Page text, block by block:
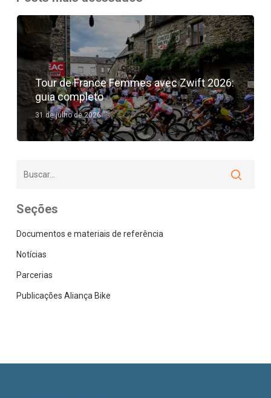
Tour de France Femmes avec Zwift 2026:
guia completo
31 de julho de 2026
Seções
Documentos e materiais de referência
Notícias
Parcerias
Publicações Aliança Bike